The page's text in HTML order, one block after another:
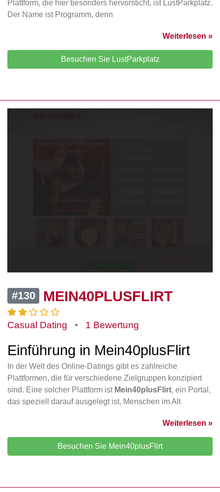
Plattform, die hier besonders hervorsticht, ist LustParkplatz.
Der Name ist Programm, denn
Weiterlesen »
Besuchen Sie LustParkplatz
#130 MEIN40PLUSFLIRT
Casual Dating • 1 Bewertung
Einführung in Mein40plusFlirt
In der Welt des Online-Datings gibt es zahlreiche
Plattformen, die für verschiedene Zielgruppen konzipiert
sind. Eine solcher Plattform ist Mein40plusFlirt, ein Portal,
das speziell darauf ausgelegt ist, Menschen im Alt
Weiterlesen »
Besuchen Sie Mein40plusFlirt